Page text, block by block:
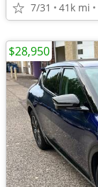
7/31 41k mi
$28,950